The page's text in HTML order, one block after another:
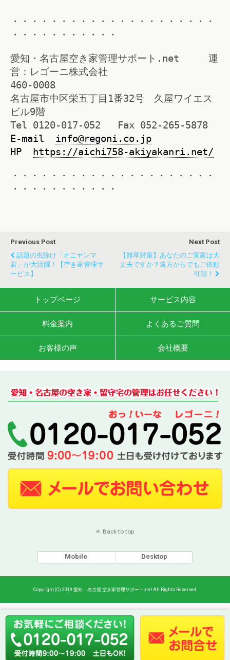
・・・・・・・・・・・・・・・・・・・・・
・・・・・・・・・・・
愛知・名古屋空き家管理サポート.net 運
営：レゴーニ株式会社
460-0008
名古屋市中区栄五丁目1番32号 久屋ワイエス
ビル9階
Tel 0120-017-052 Fax 052-265-5878
E-mail info@regoni.co.jp
HP
https://aichi758-akiyakanri.net/
・・・・・・・・・・・・・・・・・・・・・
・・・・・・・・・・・
Previous Post
話題の虫除け「オニヤンマ
君」が大活躍！【空き家管理サ
ービス】
Next Post
【雑草対策】あなたのご実家は大
丈夫ですか？遠方からでもご依頼
可能！
トップページ サービス内容
料金案内 よくあるご質問
お客様の声 会社概要
Back to top
Mobile Desktop
Copyright (C) 2019 愛知・名古屋 空き家管理サポート.net All Rights Reserved.